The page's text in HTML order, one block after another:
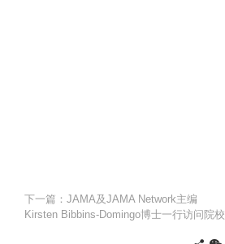
下一篇：JAMA及JAMA Network主编
Kirsten Bibbins-Domingo博士一行访问院校